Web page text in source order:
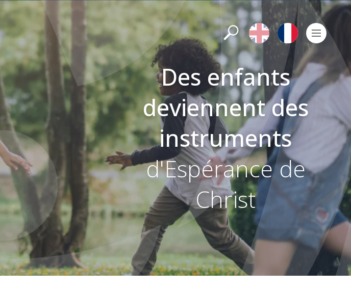
RechercherEnglish Français
Des enfants
deviennent des
instruments
d'Espérance de
Christ